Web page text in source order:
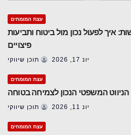
עצת המומחים
איך לפעול נכון מול ביטוח ותביעות
פיצויים
יונ 17, 2026 תוכן שיווקי
עצת המומחים
הניווט המשפטי הנכון לצמיחה בטוחה
יונ 11, 2026 תוכן שיווקי
עצת המומחים